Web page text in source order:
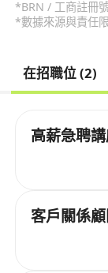
*BRN / 工商註冊
*數據來源與責任
在招職位 (2)
高薪急聘
客戶關係